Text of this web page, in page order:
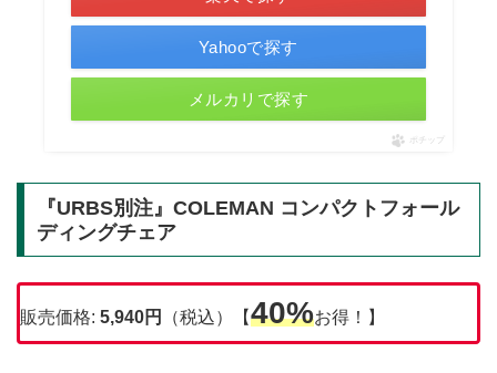
Yahooで探す
メルカリで探す
ポチップ
『URBS別注』COLEMAN コンパクトフォール
ディングチェア
販売価格: 5,940円 （税込）【40%お得！】